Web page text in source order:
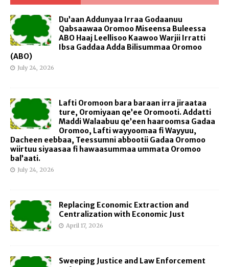
Du’aan Addunyaa Irraa Godaanuu
Qabsaawaa Oromoo Miseensa Buleessa
ABO Haaj Leellisoo Kaawoo Warjii Irratti
Ibsa Gaddaa Adda Bilisummaa Oromoo
(ABO)
July 24, 2026
Lafti Oromoon bara baraan irra jiraataa
ture, Oromiyaan qe’ee Oromooti. Addatti
Maddi Walaabuu qe’een haaroomsa Gadaa
Oromoo, Lafti wayyoomaa fi Wayyuu,
Dacheen eebbaa, Teessumni abbootii Gadaa Oromoo
wiirtuu siyaasaa fi hawaasummaa ummata Oromoo
bal’aati.
July 24, 2026
Replacing Economic Extraction and
Centralization with Economic Just
April 17, 2026
Sweeping Justice and Law Enforcement